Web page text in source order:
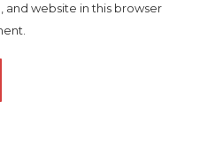
and website in this browser